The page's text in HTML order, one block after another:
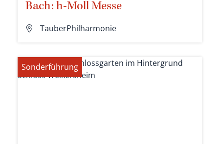
Bach: h-Moll Messe
TauberPhilharmonie
Sonderführung